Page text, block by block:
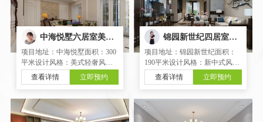
中海悦墅六居室美式轻奢风格装修案例21
项目地址：中海悦墅面积：300
平米设计风格：美式轻奢风格
项目户型：六室四厅三卫两厨
项目设计：樊伟设计说明：将
缱绻的情愫转换为设计语素，
艺术的蕴涵与生活的意趣交融
查看详情 立即预约
锦园新世纪四居室新中式风格装修案例17
项目地址：锦园新世纪面积：
190平米设计风格：新中式风格
项目户型：四室两厅两卫一厨
项目设计：阮开萍我们希望平
系，用自然的元素和材质，加
一点质朴，加一些人文，留一
查看详情 立即预约